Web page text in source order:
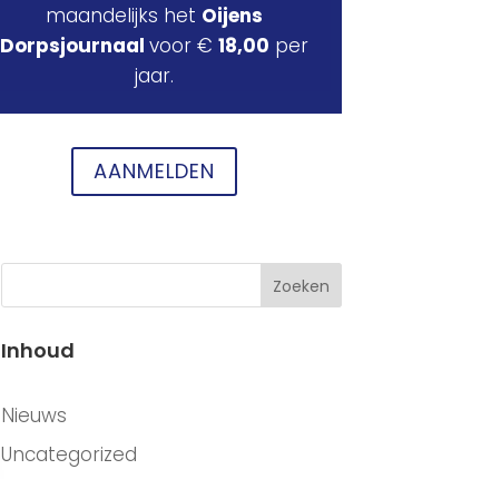
maandelijks het Oijens
Dorpsjournaal voor € 18,00 per
jaar.
AANMELDEN
Zoeken
Inhoud
Nieuws
Uncategorized